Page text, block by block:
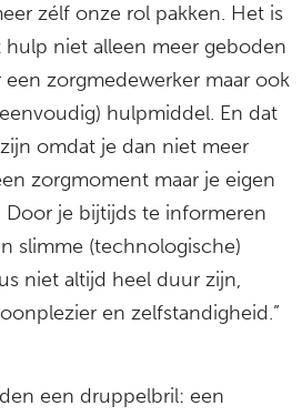
zélf onze rol pakken. Het is
hulp niet alleen meer geboden
zorgmedewerker maar ook
hulpmiddel. En dat
omdat je dan niet meer
zorgmoment maar je eigen
je bijtijds te informeren
slimme (technologische)
niet altijd heel duur zijn,
en zelfstandigheid.”
een druppelbril: een